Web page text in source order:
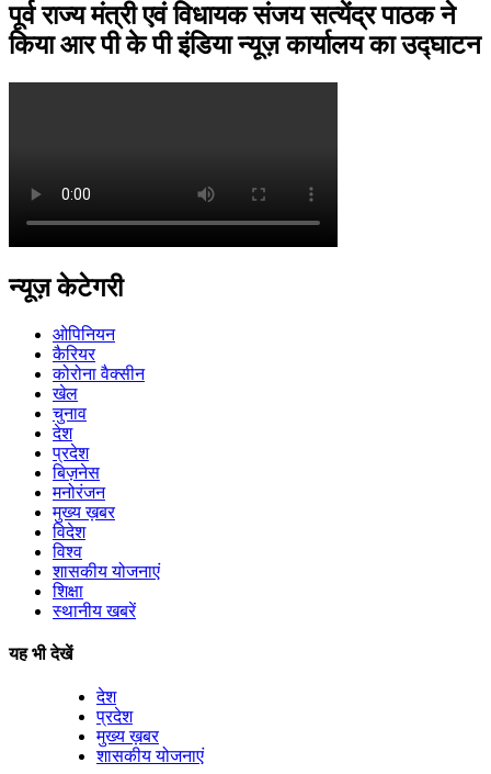
पूर्व राज्य मंत्री एवं विधायक संजय सत्येंद्र पाठक ने
किया आर पी के पी इंडिया न्यूज़ कार्यालय का उद्घाटन
न्यूज़ केटेगरी
ओपिनियन
कैरियर
कोरोना वैक्सीन
खेल
चुनाव
देश
प्रदेश
बिज़नेस
मनोरंजन
मुख्य ख़बर
विदेश
विश्व
शासकीय योजनाएं
शिक्षा
स्थानीय खबरें
यह भी देखें
देश
प्रदेश
मुख्य ख़बर
शासकीय योजनाएं